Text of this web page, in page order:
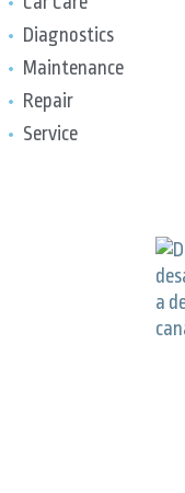
Diagnostics
Maintenance
Repair
Service